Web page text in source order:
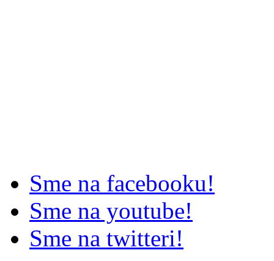
Sme na facebooku!
Sme na youtube!
Sme na twitteri!